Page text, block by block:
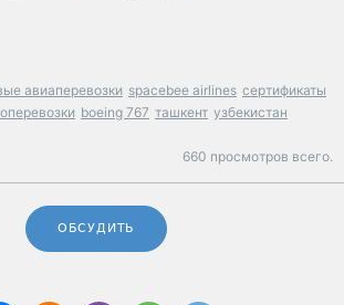
авиаперевозки spacebee airlines сертификаты
boeing 767 ташкент узбекистан
660 просмотров всего.
ОБСУДИТЬ